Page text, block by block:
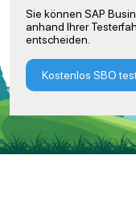
Sie können SAP
anhand Ihrer
entscheiden.
Kostenlos SBO